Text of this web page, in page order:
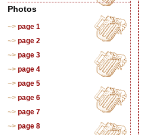
Photos
page 1
page 2
page 3
page 4
page 5
page 6
page 7
page 8